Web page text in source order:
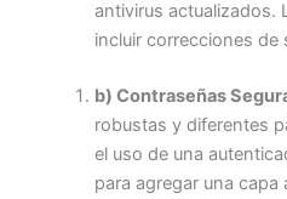
antivirus actualizados.
incluir correcciones de
b) Contraseñas
robustas y diferentes
el uso de una
para agregar una